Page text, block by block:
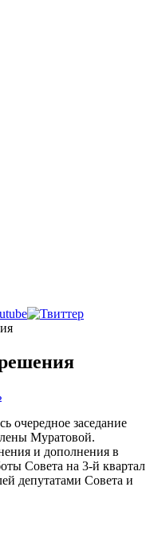
очередное заседание
Муратовой.
и дополнения в
Совета на 3-й квартал
депутатами Совета и